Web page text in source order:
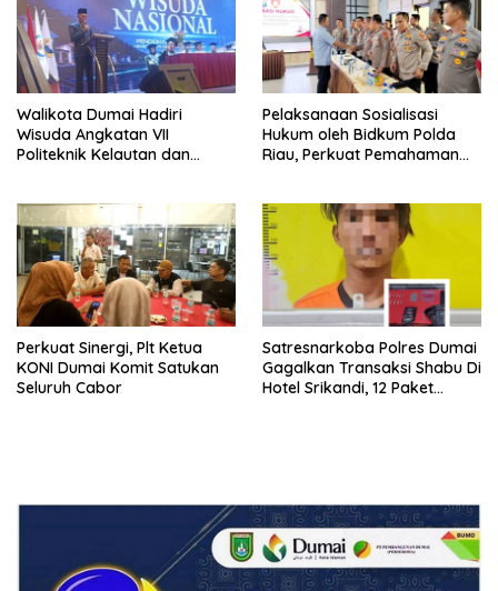
Walikota Dumai Hadiri
Wisuda Angkatan VII
Politeknik Kelautan dan
Pelaksanaan Sosialisasi
Hukum oleh Bidkum Polda
Riau, Perkuat Pemahaman
Perubahan UU Kepolisian
Perkuat Sinergi, Plt Ketua
KONI Dumai Komit Satukan
Seluruh Cabor
Satresnarkoba Polres Dumai
Gagalkan Transaksi Shabu Di
Hotel Srikandi, 12 Paket